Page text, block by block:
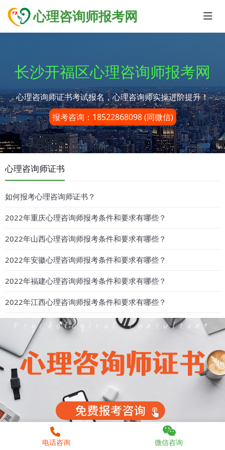
心理咨询师报考网
长沙开福区心理咨询师报考网
心理咨询师证书考试报名，心理咨询师实操进阶提升！
报考咨询：18522868098 (同微信)
心理咨询师证书
如何报考心理咨询师证书？
2022年重庆心理咨询师报考条件和要求有哪些？
2022年山西心理咨询师报考条件和要求有哪些？
2022年安徽心理咨询师报考条件和要求有哪些？
2022年福建心理咨询师报考条件和要求有哪些？
2022年江西心理咨询师报考条件和要求有哪些？
电话咨询 微信咨询